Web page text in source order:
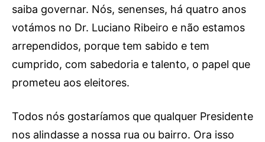
saiba governar. Nós, senenses, há quatro anos
votámos no Dr. Luciano Ribeiro e não estamos
arrependidos, porque tem sabido e tem
cumprido, com sabedoria e talento, o papel que
prometeu aos eleitores.
Todos nós gostaríamos que qualquer Presidente
nos alindasse a nossa rua ou bairro. Ora isso